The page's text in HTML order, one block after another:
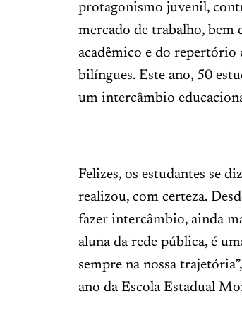
protagonismo juvenil,
mercado de trabalho, bem
acadêmico e do repertório
bilíngues. Este ano, 50
um intercâmbio
Felizes, os estudantes se
realizou, com certeza.
fazer intercâmbio, ainda
aluna da rede pública, é
sempre na nossa
ano da Escola Estadual